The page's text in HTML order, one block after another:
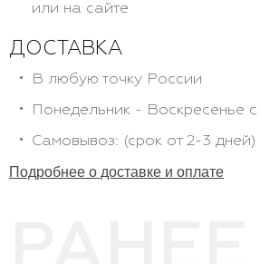
или на сайте
ДОСТАВКА
В любую точку России
Понедельник - Воскресенье
Самовывоз: (срок от 2-3 дней)
Подробнее о доставке и оплате